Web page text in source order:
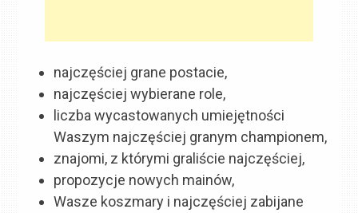
najczęściej grane postacie,
najczęściej wybierane role,
liczba wycastowanych umiejętności
Waszym najczęściej granym championem,
znajomi, z którymi graliście najczęściej,
propozycje nowych mainów,
Wasze koszmary i najczęściej zabijane